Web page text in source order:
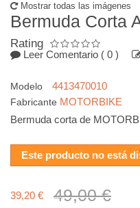
Mostrar todas las imágenes
Bermuda Corta
Rating
Leer Comentario ( 0 )
Modelo 4413470010
Fabricante MOTORBIKE
Bermuda corta de
Este producto no está
39,20 € 49,00 €